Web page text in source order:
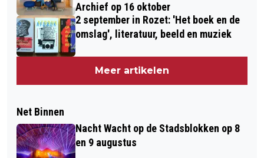
Archief op 16 oktober
2 september in Rozet: 'Het boek en de
omslag', literatuur, beeld en muziek
Meer artikelen
Net Binnen
Nacht Wacht op de Stadsblokken op 8
en 9 augustus